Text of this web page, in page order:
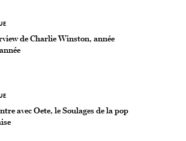
de Charlie Winston, année
avec Oete, le Soulages de la pop